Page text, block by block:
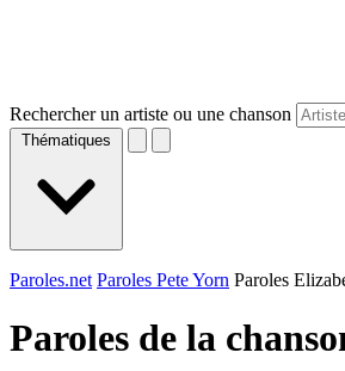
Rechercher un artiste ou une chanson
Thématiques
Paroles.net Paroles Pete Yorn Paroles
Paroles de la